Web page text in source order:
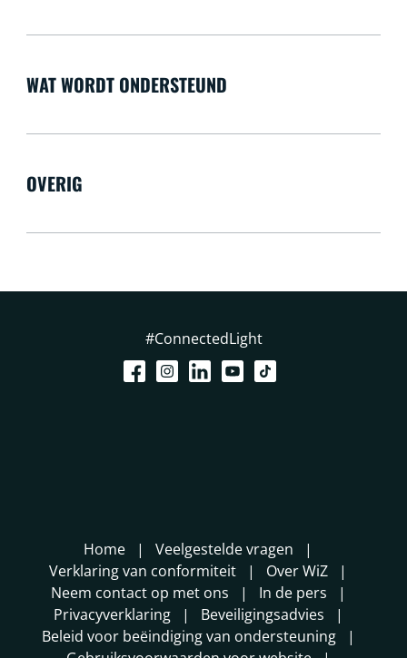
WAT WORDT ONDERSTEUND
OVERIG
#ConnectedLight
Home
Veelgestelde vragen
Verklaring van conformiteit
Over WiZ
Neem contact op met ons
In de pers
Privacyverklaring
Beveiligingsadvies
Beleid voor beëindiging van ondersteuning